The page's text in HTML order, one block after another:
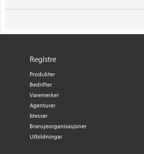
Registre
Produkter
Bedrifter
Varemerker
Agenturer
Messer
Bransjeorganisasjoner
Utbildningar